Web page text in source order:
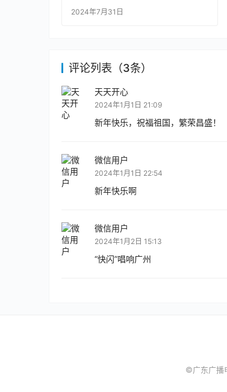
2024年7月31日
评论列表（3条）
天天开心
2024年1月1日 21:09
新年快乐，祝福祖国，繁荣昌盛！
微信用户
2024年1月1日 22:54
新年快乐啊
微信用户
2024年1月2日 15:13
“快闪”唱响广州
©广东广播